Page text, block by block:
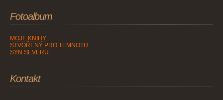
Fotoalbum
MOJE KNIHY
STVOŘENÝ PRO TEMNOTU
SYN SEVERU
Kontakt